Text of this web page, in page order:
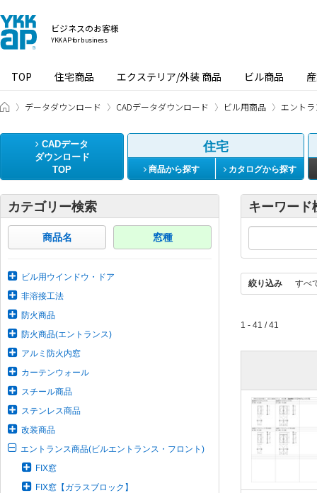
ビジネスのお客様
YKK AP for business
TOP 住宅商品 エクステリア/外装 商品 ビル商品
ビジネスのお客様 HOME
データダウンロード CADデータダウンロード ビル用商品 エント
CADデータ
ダウンロード
TOP
住宅
商品から探す カタログから探す
カテゴリー検索
商品名 窓種
ビル用ウインドウ・ドア
非溶接工法
防火商品
防火商品(エントランス)
アルミ防火内窓
カーテンウォール
スチール商品
ステンレス商品
改装商品
エントランス商品(ビルエントランス・フロント)
FIX窓
FIX窓【ガラスブロック】
キーワード
絞り込み すべ
1 - 41 / 41